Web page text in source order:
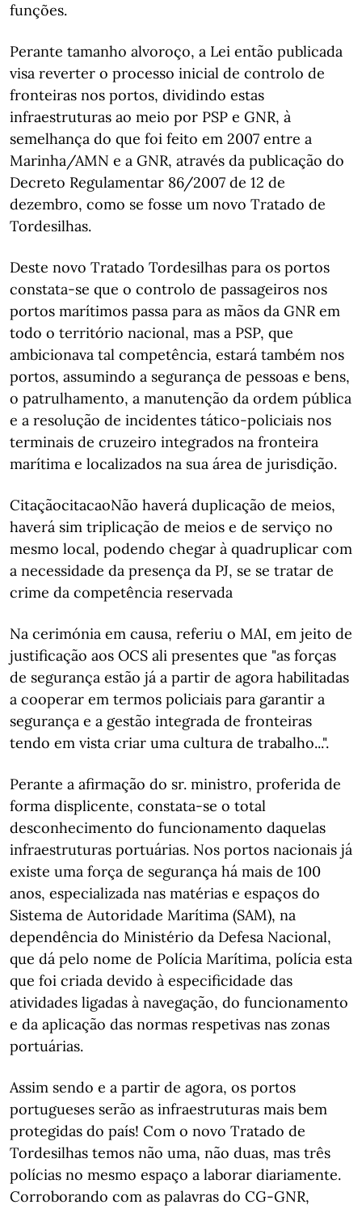
funções.
Perante tamanho alvoroço, a Lei então publicada
visa reverter o processo inicial de controlo de
fronteiras nos portos, dividindo estas
infraestruturas ao meio por PSP e GNR, à
semelhança do que foi feito em 2007 entre a
Marinha/AMN e a GNR, através da publicação do
Decreto Regulamentar 86/2007 de 12 de
dezembro, como se fosse um novo Tratado de
Tordesilhas.
Deste novo Tratado Tordesilhas para os portos
constata-se que o controlo de passageiros nos
portos marítimos passa para as mãos da GNR em
todo o território nacional, mas a PSP, que
ambicionava tal competência, estará também nos
portos, assumindo a segurança de pessoas e bens,
o patrulhamento, a manutenção da ordem pública
e a resolução de incidentes tático-policiais nos
terminais de cruzeiro integrados na fronteira
marítima e localizados na sua área de jurisdição.
CitaçãocitacaoNão haverá duplicação de meios,
haverá sim triplicação de meios e de serviço no
mesmo local, podendo chegar à quadruplicar com
a necessidade da presença da PJ, se se tratar de
crime da competência reservada
Na cerimónia em causa, referiu o MAI, em jeito de
justificação aos OCS ali presentes que "as forças
de segurança estão já a partir de agora habilitadas
a cooperar em termos policiais para garantir a
segurança e a gestão integrada de fronteiras
tendo em vista criar uma cultura de trabalho...".
Perante a afirmação do sr. ministro, proferida de
forma displicente, constata-se o total
desconhecimento do funcionamento daquelas
infraestruturas portuárias. Nos portos nacionais já
existe uma força de segurança há mais de 100
anos, especializada nas matérias e espaços do
Sistema de Autoridade Marítima (SAM), na
dependência do Ministério da Defesa Nacional,
que dá pelo nome de Polícia Marítima, polícia esta
que foi criada devido à especificidade das
atividades ligadas à navegação, do funcionamento
e da aplicação das normas respetivas nas zonas
portuárias.
Assim sendo e a partir de agora, os portos
portugueses serão as infraestruturas mais bem
protegidas do país! Com o novo Tratado de
Tordesilhas temos não uma, não duas, mas três
polícias no mesmo espaço a laborar diariamente.
Corroborando com as palavras do CG-GNR,